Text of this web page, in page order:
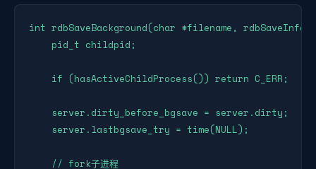
int rdbSaveBackground(char *filename, rdbSaveInfo
pid_t childpid;
if (hasActiveChildProcess()) return C_ERR;
server.dirty_before_bgsave = server.dirty;
server.lastbgsave_try = time(NULL);
// fork子进程